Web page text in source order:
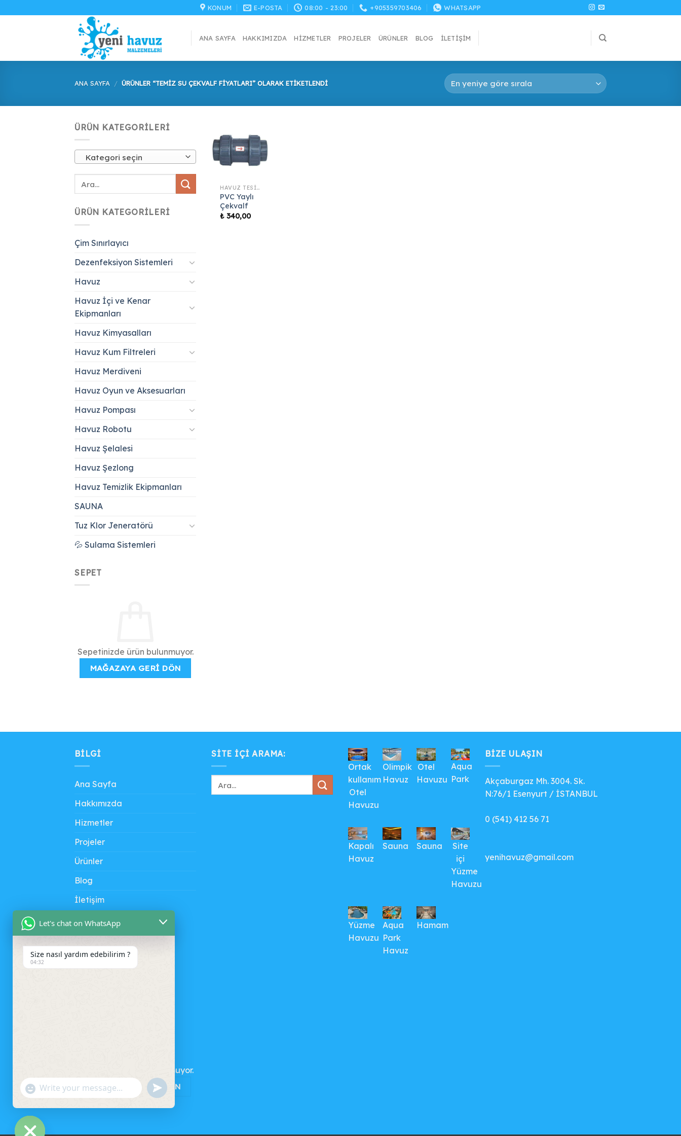
atla
KONUM E-POSTA 08:00 - 23:00 +905359703406 WHATSAPP
ANA SAYFA HAKKIMIZDA HIZMETLER PROJELER ÜRÜNLER BLOG İLETIŞIM
ANA SAYFA / ÜRÜNLER “TEMIZ SU ÇEKVALF FIYATLARI” OLARAK ETIKETLENDI
ÜRÜN KATEGORILERI
Kategori seçin
ÜRÜN KATEGORILERI
Çim Sınırlayıcı
Dezenfeksiyon Sistemleri
Havuz
Havuz İçi ve Kenar
Ekipmanları
Havuz Kimyasalları
Havuz Kum Filtreleri
Havuz Merdiveni
Havuz Oyun ve Aksesuarları
Havuz Pompası
Havuz Robotu
Havuz Şelalesi
Havuz Şezlong
Havuz Temizlik Ekipmanları
SAUNA
Tuz Klor Jeneratörü
💦 Sulama Sistemleri
SEPET
Sepetinizde ürün bulunmuyor.
MAĞAZAYA GERI DÖN
HAVUZ TESISAT MALZEMELERI
PVC Yaylı
Çekvalf
₺ 340,00
BILGI
Ana Sayfa
Hakkımızda
Hizmetler
Projeler
Ürünler
Blog
İletişim
SITE IÇI ARAMA:
Ortak
kullanım
Otel
Havuzu
Olimpik
Havuz
Otel
Havuzu
Aqua
Park
Kapalı
Havuz
Sauna Sauna
Site
içi
Yüzme
Havuzu
Yüzme
Havuzu
Aqua
Park
Havuz
Hamam
BIZE ULAŞIN
Akçaburgaz Mh. 3004. Sk.
N:76/1 Esenyurt / İSTANBUL
0 (541) 412 56 71
yenihavuz@gmail.com
Sepetinizde ürün bulunmuyor.
MAĞAZAYA GERI DÖN
Let's chat on WhatsApp
Size nasıl yardım edebilirim ?
04:32
"+CHATY_SETTINGS.LANG.EMOJI_PICKER+"
WhatsApp
UNDEFINED